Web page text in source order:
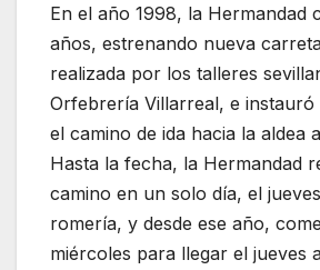
En el año 1998, la Hermandad
años, estrenando nueva
realizada por los talleres
Orfebrería Villarreal, e
el camino de ida hacia la aldea
Hasta la fecha, la Hermandad
camino en un solo día, el
romería, y desde ese año,
miércoles para llegar el jueves